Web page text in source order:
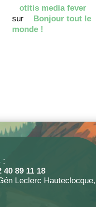
otitis media fever
sur
Bonjour tout le
monde !
:
40 89 11 18
Leclerc Hauteclocque,